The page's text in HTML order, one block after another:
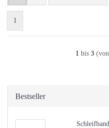
1
1bis 3(von
Bestseller